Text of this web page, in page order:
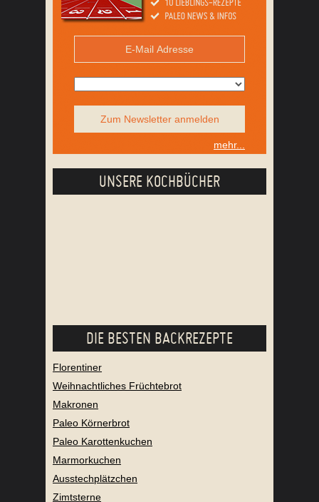
Zum Newsletter anmelden
mehr...
UNSERE KOCHBÜCHER
DIE BESTEN BACKREZEPTE
Florentiner
Weihnachtliches Früchtebrot
Makronen
Paleo Körnerbrot
Paleo Karottenkuchen
Marmorkuchen
Ausstechplätzchen
Zimtsterne